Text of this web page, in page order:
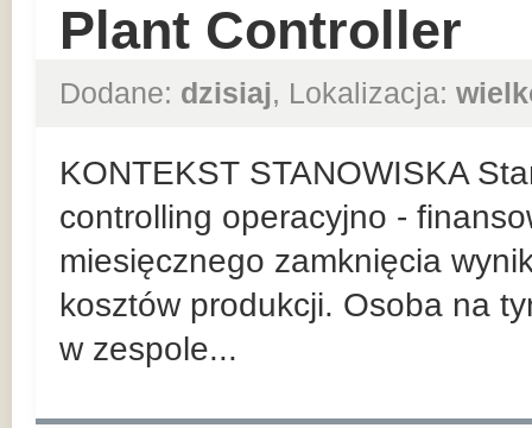
Plant Controller
Dodane: dzisiaj, Lokalizacja:
KONTEKST STANOWISKA
controlling operacyjno -
miesięcznego zamknięcia
kosztów produkcji. Osoba na
w zespole...